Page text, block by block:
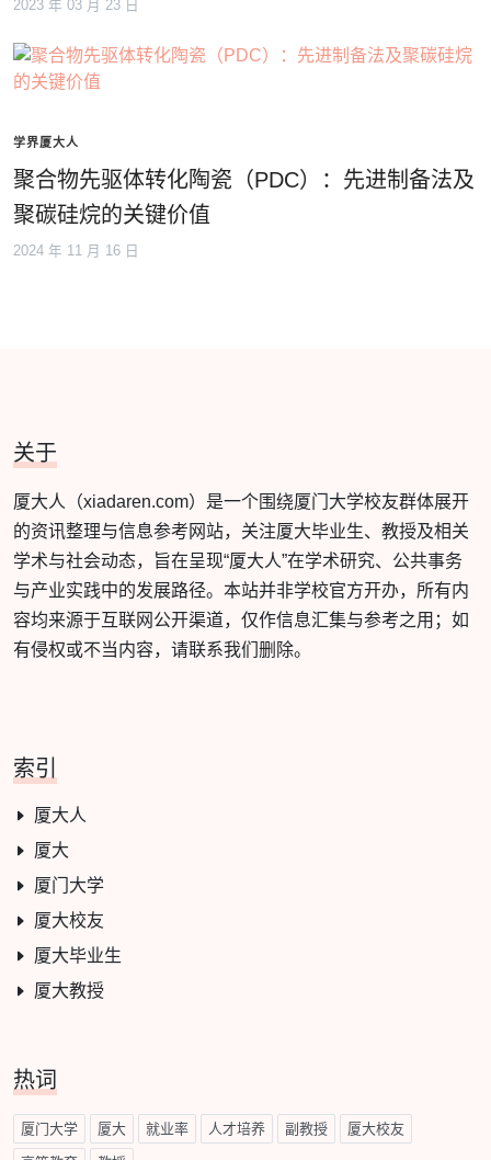
2023 年 03 月 23 日
学界厦大人
聚合物先驱体转化陶瓷（PDC）：先进制备法及
聚碳硅烷的关键价值
2024 年 11 月 16 日
关于
厦大人（xiadaren.com）是一个围绕厦门大学校友群体展开
的资讯整理与信息参考网站，关注厦大毕业生、教授及相关
学术与社会动态，旨在呈现“厦大人”在学术研究、公共事务
与产业实践中的发展路径。本站并非学校官方开办，所有内
容均来源于互联网公开渠道，仅作信息汇集与参考之用；如
有侵权或不当内容，请联系我们删除。
索引
厦大人
厦大
厦门大学
厦大校友
厦大毕业生
厦大教授
热词
厦门大学 厦大 就业率 人才培养 副教授 厦大校友